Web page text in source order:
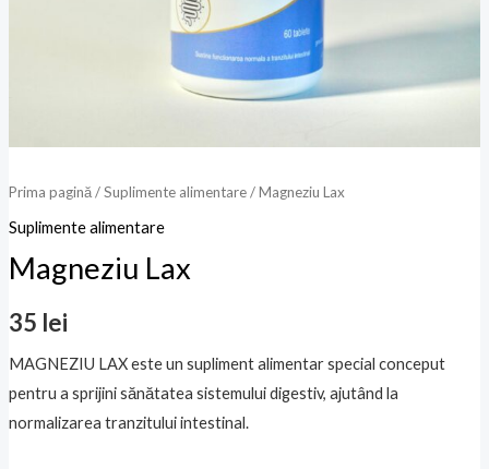
Prima pagină/Suplimente alimentare/ Magneziu Lax
Suplimente alimentare
Magneziu Lax
35 lei
MAGNEZIU LAX este un supliment alimentar special conceput
pentru a sprijini sănătatea sistemului digestiv, ajutând la
normalizarea tranzitului intestinal.